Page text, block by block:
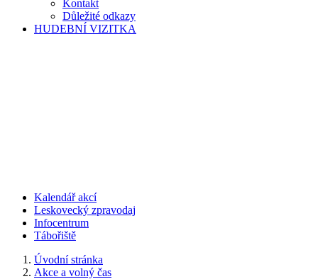
Kontakt
Důležité odkazy
HUDEBNÍ VIZITKA
Kalendář akcí
Leskovecký zpravodaj
Infocentrum
Tábořiště
Úvodní stránka
Akce a volný čas